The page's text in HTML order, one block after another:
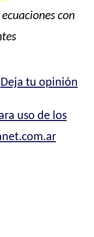
con
Deja tu opinión
uso de los